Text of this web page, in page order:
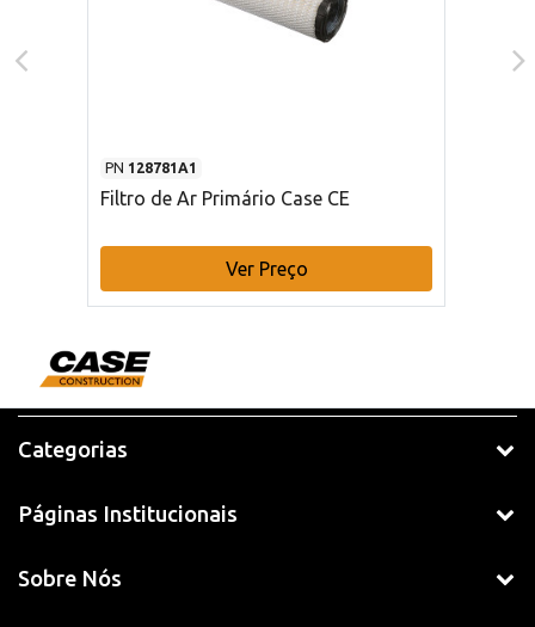
PN 128781A1
Filtro de Ar Primário Case CE
Ver Preço
Categorias
Páginas Institucionais
Sobre Nós